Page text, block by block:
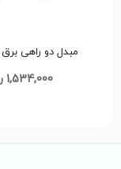
1,534,000 ریال